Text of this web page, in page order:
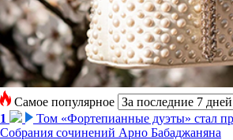
Самое популярное
1
Том «Фортепианные дуэты» стал
Собрания сочинений Арно Бабаджаняна